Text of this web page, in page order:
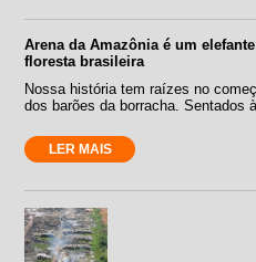
Arena da Amazônia é um
floresta brasileira
Nossa história tem raízes no
dos barões da borracha. Sentados
LER MAIS